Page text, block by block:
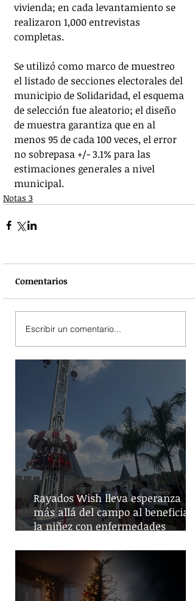
vivienda; en cada levantamiento se
realizaron 1,000 entrevistas
completas.
Se utilizó como marco de muestreo
el listado de secciones electorales del
municipio de Solidaridad, el esquema
de selección fue aleatorio; el diseño
de muestra garantiza que en al
menos 95 de cada 100 veces, el error
no sobrepasa +/- 3.1% para las
estimaciones generales a nivel
municipal.
Notas 3
Comentarios
Escribir un comentario...
Rayados Wish lleva esperanza
más allá del campo al beneficiar a
la niñez con enfermedades